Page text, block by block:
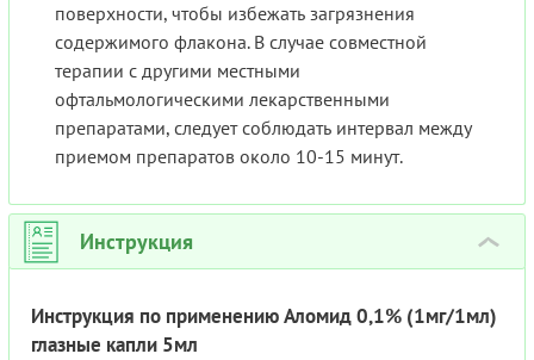
поверхности, чтобы избежать загрязнения
содержимого флакона. В случае совместной
терапии с другими местными
офтальмологическими лекарственными
препаратами, следует соблюдать интервал между
приемом препаратов около 10-15 минут.
Инструкция ›
Инструкция по применению Аломид 0,1% (1мг/1мл)
глазные капли 5мл